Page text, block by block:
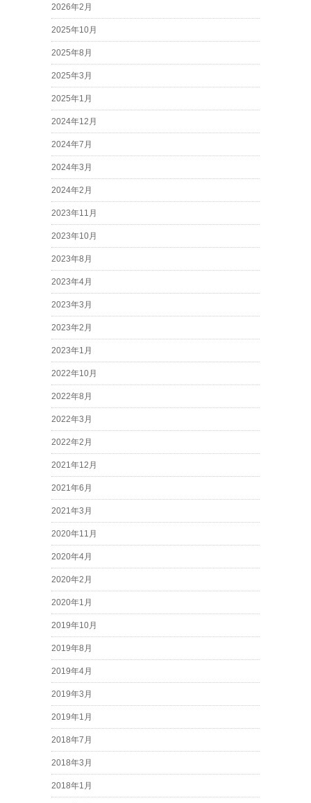
2026年2月
2025年10月
2025年8月
2025年3月
2025年1月
2024年12月
2024年7月
2024年3月
2024年2月
2023年11月
2023年10月
2023年8月
2023年4月
2023年3月
2023年2月
2023年1月
2022年10月
2022年8月
2022年3月
2022年2月
2021年12月
2021年6月
2021年3月
2020年11月
2020年4月
2020年2月
2020年1月
2019年10月
2019年8月
2019年4月
2019年3月
2019年1月
2018年7月
2018年3月
2018年1月